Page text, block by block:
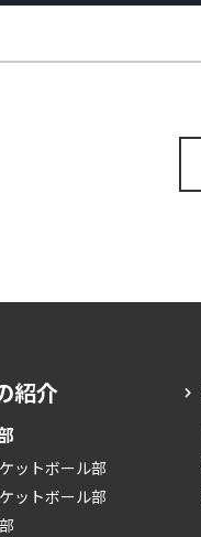
紹介
ットボール部
ットボール部